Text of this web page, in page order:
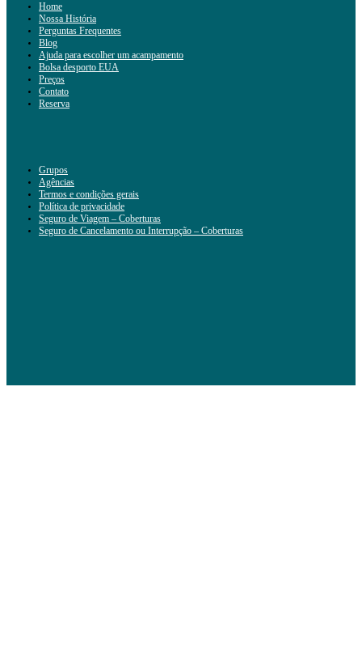
Home
Nossa História
Perguntas Frequentes
Blog
Ajuda para escolher um acampamento
Bolsa desporto EUA
Preços
Contato
Reserva
Grupos
Agências
Termos e condições gerais
Política de privacidade
Seguro de Viagem – Coberturas
Seguro de Cancelamento ou Interrupção – Coberturas